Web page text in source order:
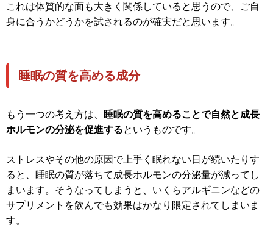
これは体質的な面も大きく関係していると思うので、ご自
身に合うかどうかを試されるのが確実だと思います。
睡眠の質を高める成分
もう一つの考え方は、
睡眠の質を高めることで自然と成長
ホルモンの分泌を促進するというものです。
ストレスやその他の原因で上手く眠れない日が続いたりす
ると、睡眠の質が落ちて成長ホルモンの分泌量が減ってし
まいます。そうなってしまうと、いくらアルギニンなどの
サプリメントを飲んでも効果はかなり限定されてしまいま
す。